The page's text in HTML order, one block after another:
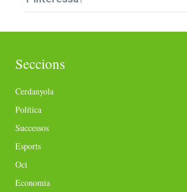
Seccions
Cerdanyola
Política
Successos
Esports
Oci
Economia